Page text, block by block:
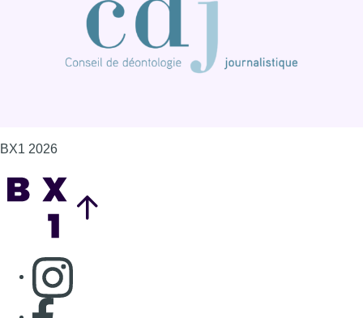
Consulter page Instagram
S'abonner à notre newsletter
Connaître BX1
Publicité
Offres d'emploi